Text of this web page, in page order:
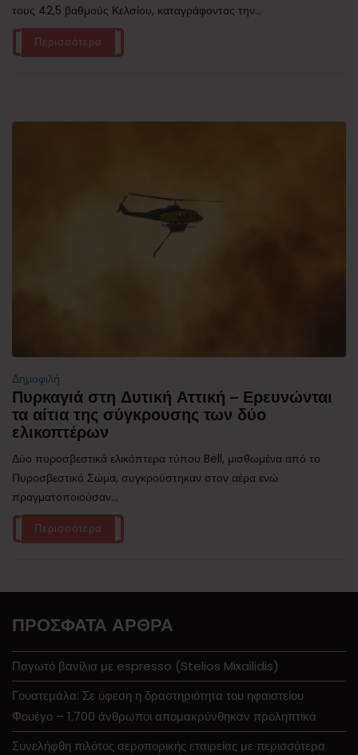
τους 42,5 βαθμούς Κελσίου, καταγράφοντας την...
Περισσότερα
Δημοφιλή
Πυρκαγιά στη Δυτική Αττική – Ερευνώνται
τα αίτια της σύγκρουσης των δύο
ελικοπτέρων
Δύο πυροσβεστικά ελικόπτερα τύπου Bell, μισθωμένα από το
Πυροσβεστικό Σώμα, συγκρούστηκαν στον αέρα ενώ
πραγματοποιούσαν...
Περισσότερα
ΠΡΌΣΦΑΤΑ ΆΡΘΡΑ
Παγωτό βανίλια με espresso (Stelios Mixailidis)
Γουατεμάλα: Σε ύφεση η δραστηριότητα του ηφαιστείου
Φουέγο – 1.700 άνθρωποι απομακρύνθηκαν προληπτικά
Συνελήφθη πιλότος αεροπορικής εταιρείας με περισσότερα